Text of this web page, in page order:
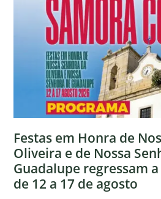
Festas em Honra de
Oliveira e de Nossa
Guadalupe regressam
de 12 a 17 de agosto